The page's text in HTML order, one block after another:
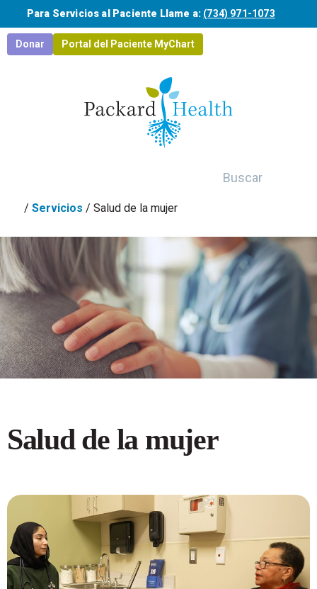
Saltar al contenido principal
Para Servicios al Paciente Llame a: (734) 971-1073
Donar Portal del Paciente MyChart
/ Servicios / Salud de la mujer
Salud de la mujer